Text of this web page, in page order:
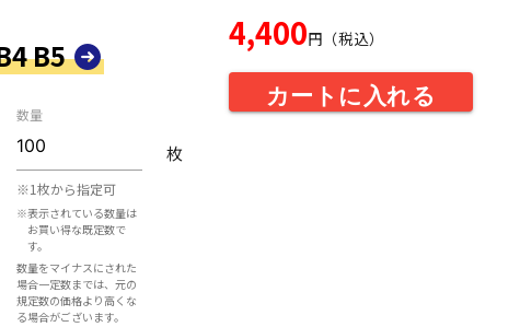
B5
数量
※1枚から指定可
※表示されている数量は
お買い得な既定数で
す。
数量をマイナスにされた
場合一定数までは、元の
規定数の価格より高くな
る場合がございます。
枚
4,400円（税込）
カートに入れる